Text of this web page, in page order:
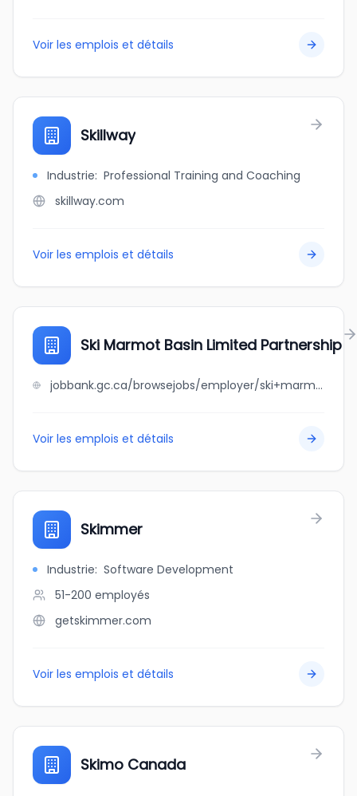
Voir les emplois et détails
Skillway
Industrie: Professional Training and Coaching
skillway.com
Voir les emplois et détails
Ski Marmot Basin Limited Partnership
jobbank.gc.ca/browsejobs/employer/ski+marmot+basin+limited+partnership/ca
Voir les emplois et détails
Skimmer
Industrie: Software Development
51-200 employés
getskimmer.com
Voir les emplois et détails
Skimo Canada